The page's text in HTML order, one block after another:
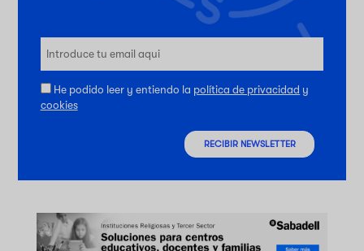
He podido leer y entiendo la política de privacidad y
cookies
RECIBIR NEWSLETTER